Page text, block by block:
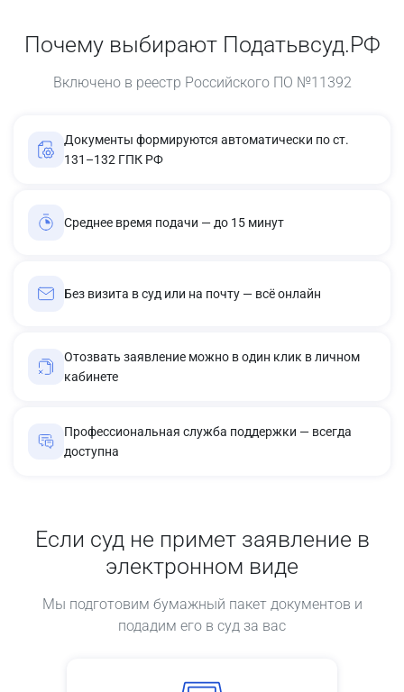
Почему выбирают Податьвсуд.РФ
Включено в реестр Российского ПО №11392
Документы формируются автоматически по ст.
131–132 ГПК РФ
Среднее время подачи — до 15 минут
Без визита в суд или на почту — всё онлайн
Отозвать заявление можно в один клик в личном
кабинете
Профессиональная служба поддержки — всегда
доступна
Если суд не примет заявление в
электронном виде
Мы подготовим бумажный пакет документов и
подадим его в суд за вас